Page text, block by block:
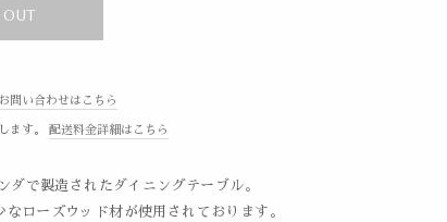
OUT
問い合わせはこちら
ます。 配送料金詳細はこちら
ダで製造されたダイニングテーブル。
なローズウッド材が使用されております。